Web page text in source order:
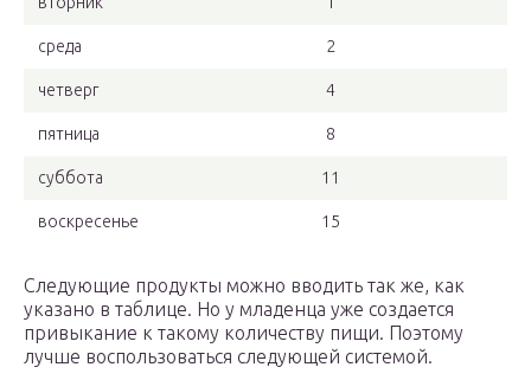
среда 2
четверг 4
пятница 8
суббота 11
воскресенье 15
Следующие продукты можно вводить так же, как
указано в таблице. Но у младенца уже создается
привыкание к такому количеству пищи. Поэтому
лучше воспользоваться следующей системой.